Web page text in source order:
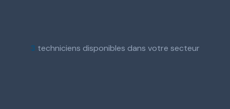
3 techniciens disponibles dans votre secteur